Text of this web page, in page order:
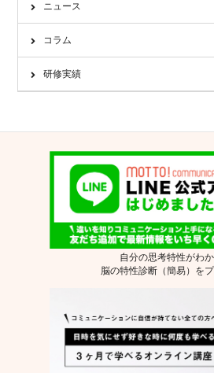
ニュース
コラム
研修実績
自分の思考特性がわか
脳の特性診断（簡易）を